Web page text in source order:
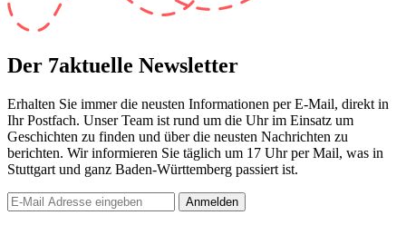
Der 7aktuelle Newsletter
Erhalten Sie immer die neusten Informationen per E-Mail, direkt in
Ihr Postfach. Unser Team ist rund um die Uhrim Einsatz um
Geschichten zu finden und über die neusten Nachrichten zu
berichten. Wir informieren Sie täglich um 17 Uhrper Mail, was in
Stuttgart und ganz Baden-Württemberg passiert ist.
Anmelden